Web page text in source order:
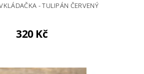
- TULIPÁN ČERVENÝ
320 Kč